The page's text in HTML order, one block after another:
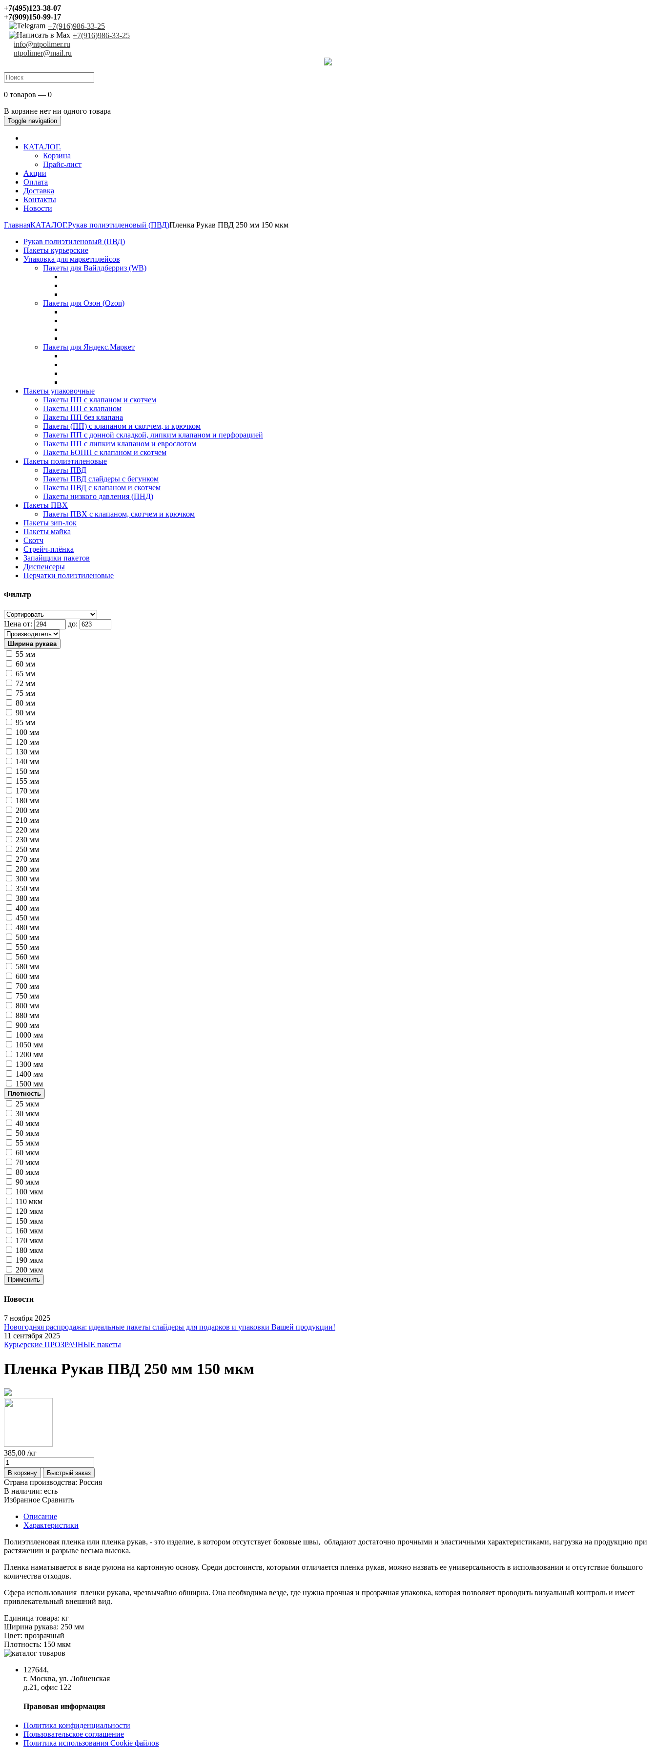
+7(495)123-38-07
+7(909)150-99-17
+7(916)986-33-25
+7(916)986-33-25
info@ntpolimer.ru
ntpolimer@mail.ru
0 товаров — 0
В корзине нет ни одного товара
Toggle navigation
КАТАЛОГ.
Корзина
Прайс-лист
Акции
Оплата
Доставка
Контакты
Новости
ГлавнаяКАТАЛОГ.Рукав полиэтиленовый (ПВД)Пленка Рукав ПВД 250 мм 150 мкм
Рукав полиэтиленовый (ПВД)
Пакеты курьерские
Упаковка для маркетплейсов
Пакеты для Вайлдберриз (WB)
Пакеты для Озон (Ozon)
Пакеты для Яндекс.Маркет
Пакеты упаковочные
Пакеты ПП с клапаном и скотчем
Пакеты ПП с клапаном
Пакеты ПП без клапана
Пакеты (ПП) с клапаном и скотчем, и крючком
Пакеты ПП с донной складкой, липким клапаном и перфорацией
Пакеты ПП с липким клапаном и еврослотом
Пакеты БОПП с клапаном и скотчем
Пакеты полиэтиленовые
Пакеты ПВД
Пакеты ПВД слайдеры с бегунком
Пакеты ПВД с клапаном и скотчем
Пакеты низкого давления (ПНД)
Пакеты ПВХ
Пакеты ПВХ с клапаном, скотчем и крючком
Пакеты зип-лок
Пакеты майка
Скотч
Стрейч-плёнка
Запайщики пакетов
Диспенсеры
Перчатки полиэтиленовые
Фильтр
Цена от: до:
Ширина рукава
55 мм
60 мм
65 мм
72 мм
75 мм
80 мм
90 мм
95 мм
100 мм
120 мм
130 мм
140 мм
150 мм
155 мм
170 мм
180 мм
200 мм
210 мм
220 мм
230 мм
250 мм
270 мм
280 мм
300 мм
350 мм
380 мм
400 мм
450 мм
480 мм
500 мм
550 мм
560 мм
580 мм
600 мм
700 мм
750 мм
800 мм
880 мм
900 мм
1000 мм
1050 мм
1200 мм
1300 мм
1400 мм
1500 мм
Плотность
25 мкм
30 мкм
40 мкм
50 мкм
55 мкм
60 мкм
70 мкм
80 мкм
90 мкм
100 мкм
110 мкм
120 мкм
150 мкм
160 мкм
170 мкм
180 мкм
190 мкм
200 мкм
Применить
Новости
7 ноября 2025
Новогодняя распродажа: идеальные пакеты слайдеры для подарков и упаковки Вашей продукции!
11 сентября 2025
Курьерские ПРОЗРАЧНЫЕ пакеты
Пленка Рукав ПВД 250 мм 150 мкм
385,00 /кг
В корзину Быстрый заказ
Страна производства: Россия
В наличии: есть
Избранное Сравнить
Описание
Характеристики
Полиэтиленовая пленка или пленка рукав, - это изделие, в котором отсутствует боковые швы, обладают достаточно прочными и эластичными характеристиками, нагрузка на продукцию при
растяжении и разрыве весьма высока.
Пленка наматывается в виде рулона на картонную основу. Среди достоинств, которыми отличается пленка рукав, можно назвать ее универсальность в использовании и отсутствие большого
количества отходов.
Сфера использования пленки рукава, чрезвычайно обширна. Она необходима везде, где нужна прочная и прозрачная упаковка, которая позволяет проводить визуальный контроль и имеет
привлекательный внешний вид.
Единица товара: кг
Ширина рукава: 250 мм
Цвет: прозрачный
Плотность: 150 мкм
127644,
г. Москва, ул. Лобненская
д.21, офис 122
Правовая информация
Политика конфиденциальности
Пользовательское соглашение
Политика использования Cookie файлов